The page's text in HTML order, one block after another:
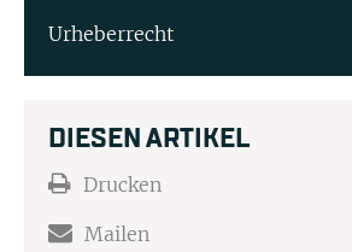
Urheberrecht
DIESEN ARTIKEL
Drucken
Mailen